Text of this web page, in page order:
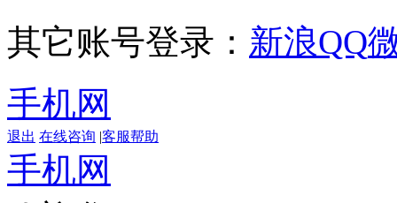
其它账号登录： 新浪QQ
手机网
退出 在线咨询 |客服帮助
手机网